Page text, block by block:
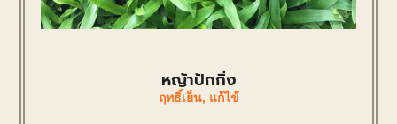
หญ้าปักกิ่ง
ฤทธิ์เย็น, แก้ไข้